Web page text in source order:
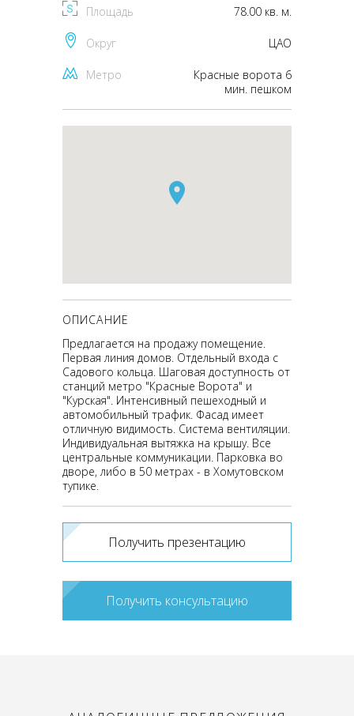
Площадь 78.00 кв. м.
Округ ЦАО
Метро
Красные ворота 6
мин. пешком
ОПИСАНИЕ
Предлагается на продажу помещение.
Первая линия домов. Отдельный входа с
Садового кольца. Шаговая доступность от
станций метро "Красные Ворота" и
"Курская". Интенсивный пешеходный и
автомобильный трафик. Фасад имеет
отличную видимость. Система вентиляции.
Индивидуальная вытяжка на крышу. Все
центральные коммуникации. Парковка во
дворе, либо в 50 метрах - в Хомутовском
тупике.
Получить презентацию
Получить консультацию